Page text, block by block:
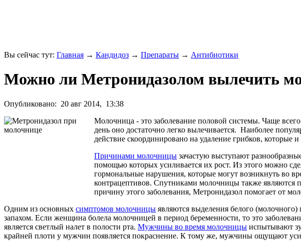
Вы сейчас тут: Главная → Кандидоз → Препараты → Антибиотики
Можно ли Метронидазолом вылечить
Опубликовано: 20 авг 2014, 13:38
Молочница - это заболевание половой системы. Чаще
день оно достаточно легко вылечивается. Наиболее
действие скоординировано на удаление грибков, которые
Причинами молочницы зачастую выступают
помощью которых усиливается их рост. Из этого можно
гормональные нарушения, которые могут возникнуть во
контрацептивов. Спутниками молочницы также являются
причину этого заболевания, Метронидазол помогает от
Одним из основных симптомов молочницы являются выделения белого
запахом. Если женщина болела молочницей в период беременности, то это
является светлый налет в полости рта. Мужчины во время молочницы испытывают
крайней плоти у мужчин появляется покраснение. К тому же, мужчины ощущают